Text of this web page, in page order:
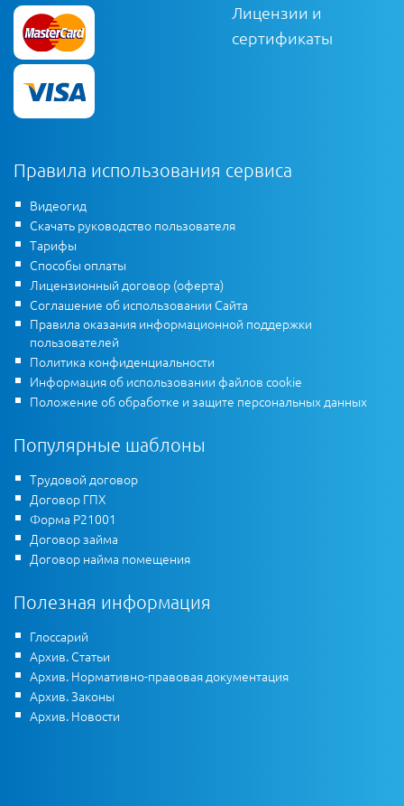
Лицензии и
сертификаты
Правила использования сервиса
Видеогид
Скачать руководство пользователя
Тарифы
Способы оплаты
Лицензионный договор (оферта)
Соглашение об использовании Сайта
Правила оказания информационной поддержки
пользователей
Политика конфиденциальности
Информация об использовании файлов cookie
Положение об обработке и защите персональных данных
Популярные шаблоны
Трудовой договор
Договор ГПХ
Форма Р21001
Договор займа
Договор найма помещения
Полезная информация
Глоссарий
Архив. Статьи
Архив. Нормативно-правовая документация
Архив. Законы
Архив. Новости